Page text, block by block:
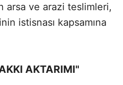
arsa ve arazi teslimleri,
istisnası kapsamına
AKTARIMI"